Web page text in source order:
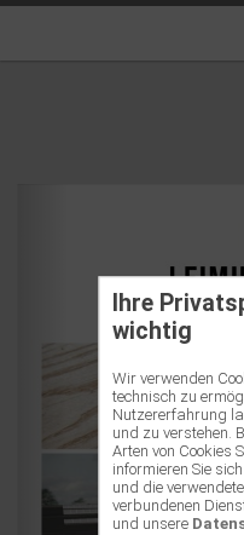
Ihre
wichtig
Wir verwenden
technisch zu
Nutzererfahrung
und zu verstehen.
Arten von Cookies
informieren Sie
und die
verbundenen
und unsere